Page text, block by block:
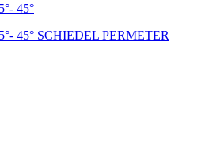
45°
45° SCHIEDEL PERMETER